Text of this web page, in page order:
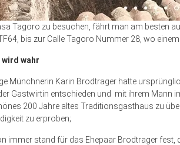
Tagoro zu besuchen, fährt man am besten
bis zur Calle Tagoro Nummer 28, wo
wird wahr
Münchnerin Karin Brodtrager hatte
Gastwirtin entschieden und mit ihrem Mann
200 Jahre altes Traditionsgasthaus zu
zu erproben;
immer stand für das Ehepaar Brodtrager fest,